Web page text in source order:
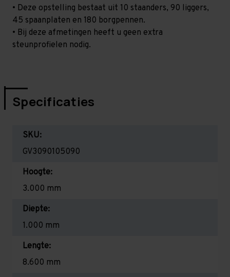
• Deze opstelling bestaat uit 10 staanders, 90 liggers,
45 spaanplaten en 180 borgpennen.
• Bij deze afmetingen heeft u geen extra
steunprofielen nodig.
Specificaties
SKU:
GV3090105090
Hoogte:
3.000 mm
Diepte:
1.000 mm
Lengte:
8.600 mm